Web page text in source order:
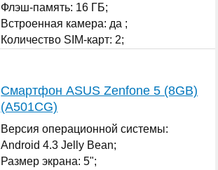
Флэш-память: 16 ГБ;
Встроенная камера: да ;
Количество SIM-карт: 2;
Смартфон ASUS Zenfone 5 (8GB)
(A501CG)
Версия операционной системы:
Android 4.3 Jelly Bean;
Размер экрана: 5";